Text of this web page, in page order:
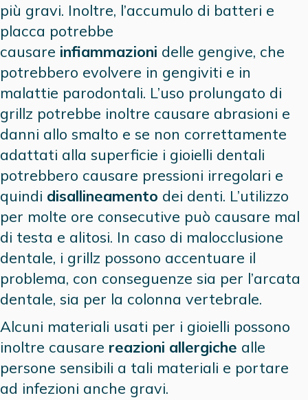
più gravi. Inoltre, l’accumulo di batteri e
placca potrebbe
causare infiammazioni delle gengive, che
potrebbero evolvere in gengiviti e in
malattie parodontali. L’uso prolungato di
grillz potrebbe inoltre causare abrasioni e
danni allo smalto e se non correttamente
adattati alla superficie i gioielli dentali
potrebbero causare pressioni irregolari e
quindi disallineamento dei denti. L’utilizzo
per molte ore consecutive può causare mal
di testa e alitosi. In caso di malocclusione
dentale, i grillz possono accentuare il
problema, con conseguenze sia per l’arcata
dentale, sia per la colonna vertebrale.
Alcuni materiali usati per i gioielli possono
inoltre causare reazioni allergiche alle
persone sensibili a tali materiali e portare
ad infezioni anche gravi.